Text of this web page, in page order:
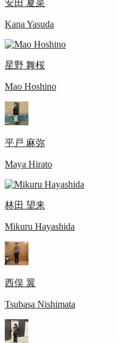
安田 夏菜
Kana Yasuda
星野 舞桜
Mao Hoshino
平戸 麻弥
Maya Hirato
林田 望来
Mikuru Hayashida
西俣 翼
Tsubasa Nishimata